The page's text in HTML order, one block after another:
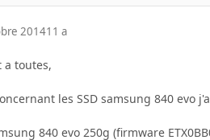
201411 a
a toutes,
les SSD samsung 840 evo
840 evo 250g (firmware